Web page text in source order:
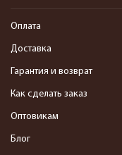
Оплата
Доставка
Гарантия и возврат
Как сделать заказ
Оптовикам
Блог